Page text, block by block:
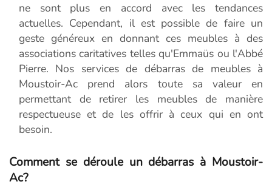
ne sont plus en accord avec les tendances
actuelles. Cependant, il est possible de faire un
geste généreux en donnant ces meubles à des
associations caritatives telles qu'Emmaüs ou l'Abbé
Pierre. Nos services de débarras de meubles à
Moustoir-Ac prend alors toute sa valeur en
permettant de retirer les meubles de manière
respectueuse et de les offrir à ceux qui en ont
besoin.
Comment se déroule un débarras à Moustoir-
Ac?